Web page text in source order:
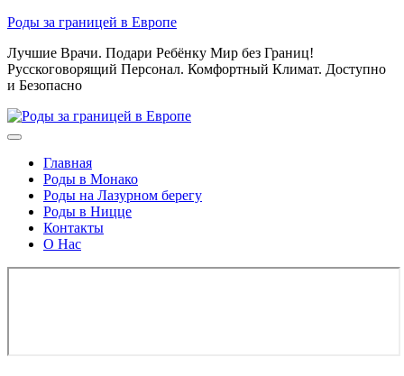
Skip
content
Роды за границей в Европе
Лучшие Врачи. Подари Ребёнку Мир без Границ!
Русскоговорящий Персонал. Комфортный Климат. Доступно
и Безопасно
Главная
Роды в Монако
Роды на Лазурном берегу
Роды в Ницце
Контакты
О Нас